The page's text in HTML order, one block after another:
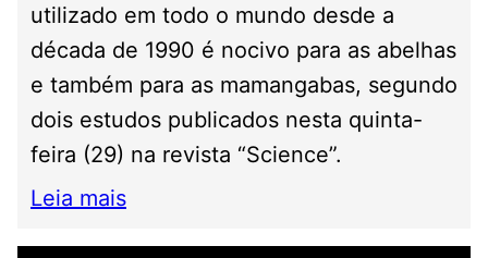
utilizado em todo o mundo desde a
década de 1990 é nocivo para as abelhas
e também para as mamangabas, segundo
dois estudos publicados nesta quinta-
feira (29) na revista “Science”.
Leia mais